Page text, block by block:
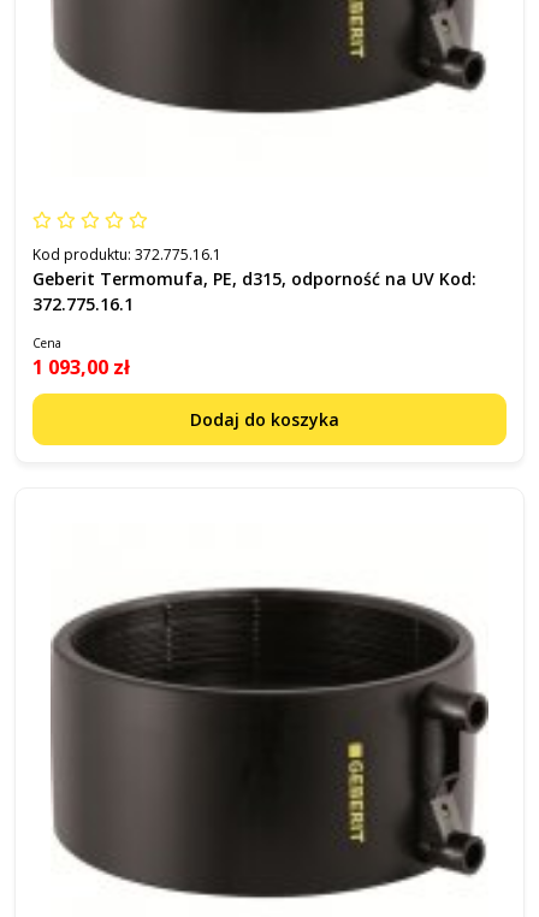
Kod produktu: 372.775.16.1
Geberit Termomufa, PE, d315, odporność na UV Kod:
372.775.16.1
Cena
1 093,00 zł
Dodaj do koszyka